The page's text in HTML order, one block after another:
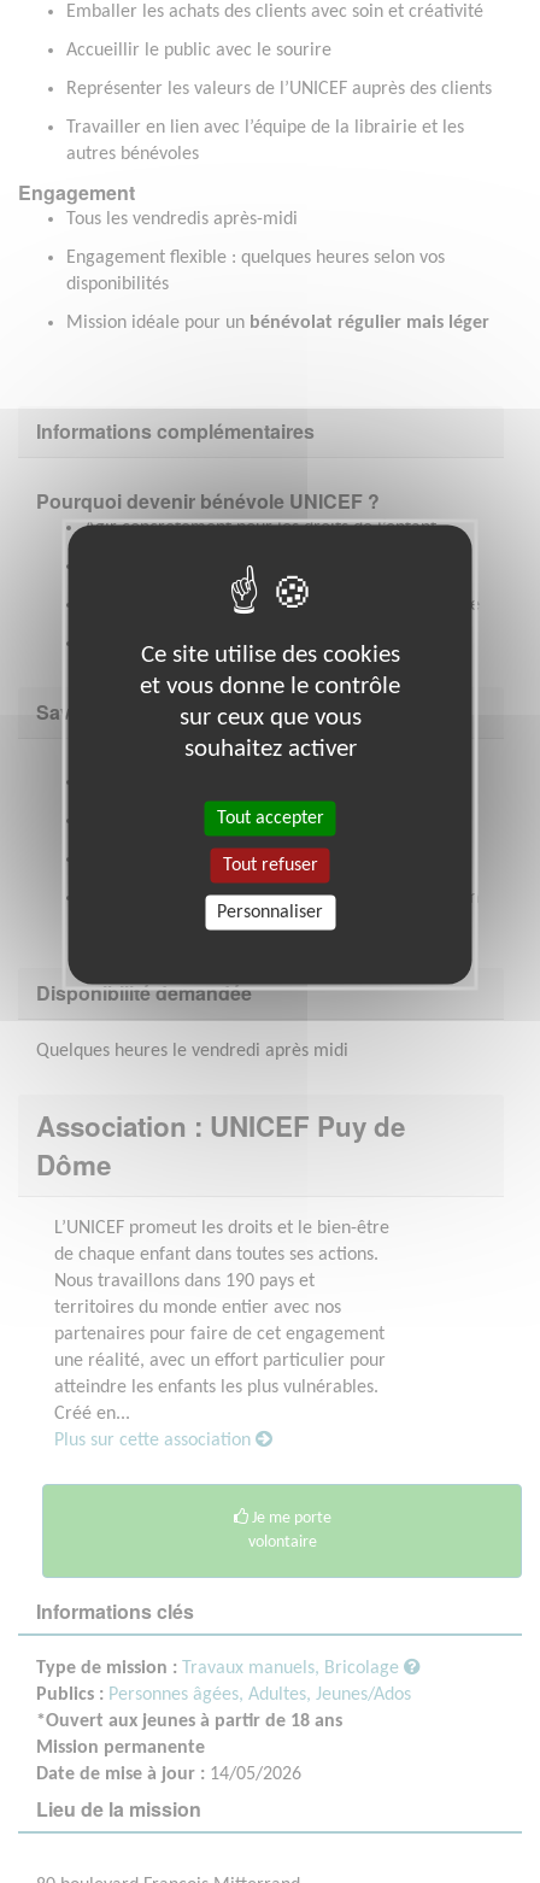
Emballer les achats des clients avec soin et créativité
Accueillir le public avec le sourire
Représenter les valeurs de l’UNICEF auprès des clients
Travailler en lien avec l’équipe de la librairie et les
autres bénévoles
Engagement
Tous les vendredis après-midi
Engagement flexible : quelques heures selon vos
disponibilités
Mission idéale pour un bénévolat régulier mais léger
Informations complémentaires
Pourquoi devenir bénévole UNICEF ?
Agir concrètement pour les droits de l’enfant
Participer à une action conviviale et locale
Donner de son temps dans une ambiance solidaire
Faire partie d’un réseau de bénévoles engagés
Savoir être & compétences
Minutieux(se), patient(e) et souriant(e)
Fiable et ponctuel(le)
Aucune compétence spécifique requise (formation
assurée sur place)
Disponibilité demandée
Quelques heures le vendredi après midi
Association : UNICEF Puy de
Dôme
L’UNICEF promeut les droits et le bien-être
de chaque enfant dans toutes ses actions.
Nous travaillons dans 190 pays et
territoires du monde entier avec nos
partenaires pour faire de cet engagement
une réalité, avec un effort particulier pour
atteindre les enfants les plus vulnérables.
Créé en...
Plus sur cette association
Je me porte
volontaire
Informations clés
Type de mission : Travaux manuels, Bricolage
Publics : Personnes âgées, Adultes, Jeunes/Ados
*Ouvert aux jeunes à partir de 18 ans
Mission permanente
Date de mise à jour : 14/05/2026
Lieu de la mission
Ce site utilise des cookies
et vous donne le contrôle
sur ceux que vous
souhaitez activer
Tout accepter
Tout refuser
Personnaliser